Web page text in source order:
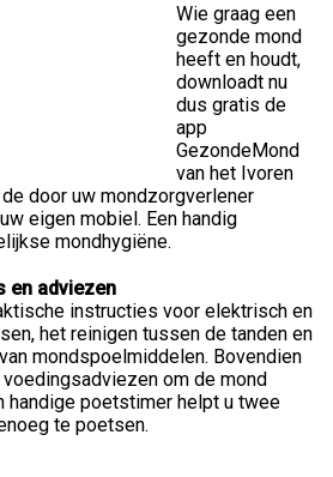
Wie graag een
gezonde mond
heeft en houdt,
downloadt nu
dus gratis de
app
GezondeMond
van het Ivoren
door uw mondzorgverlener
eigen mobiel. Een handig
mondhygiëne.
en adviezen
instructies voor elektrisch en
het reinigen tussen de tanden en
mondspoelmiddelen. Bovendien
om de mond
handige poetstimer helpt u twee
te poetsen.